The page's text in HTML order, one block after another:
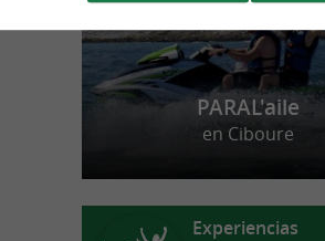
PARAL'aile
en Ciboure
Experiencias